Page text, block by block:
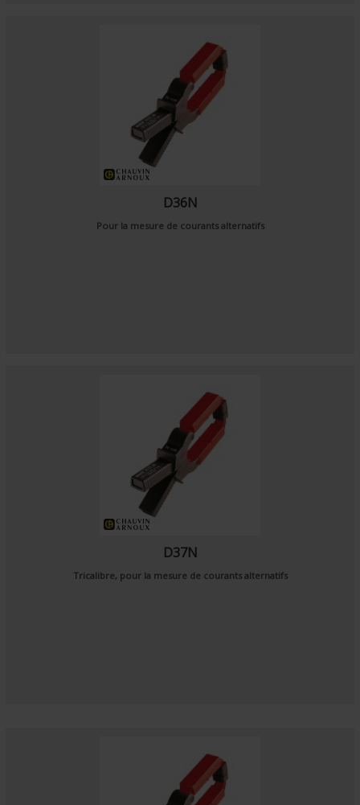
D36N
Pour la mesure de courants alternatifs
D37N
Tricalibre, pour la mesure de courants alternatifs